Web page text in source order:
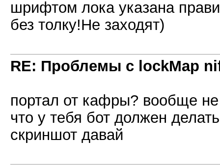
шрифтом лока указана
без толку!Не заходят)
RE: Проблемы с lockMap
портал от кафры? вообще
что у тебя бот должен
скриншот давай